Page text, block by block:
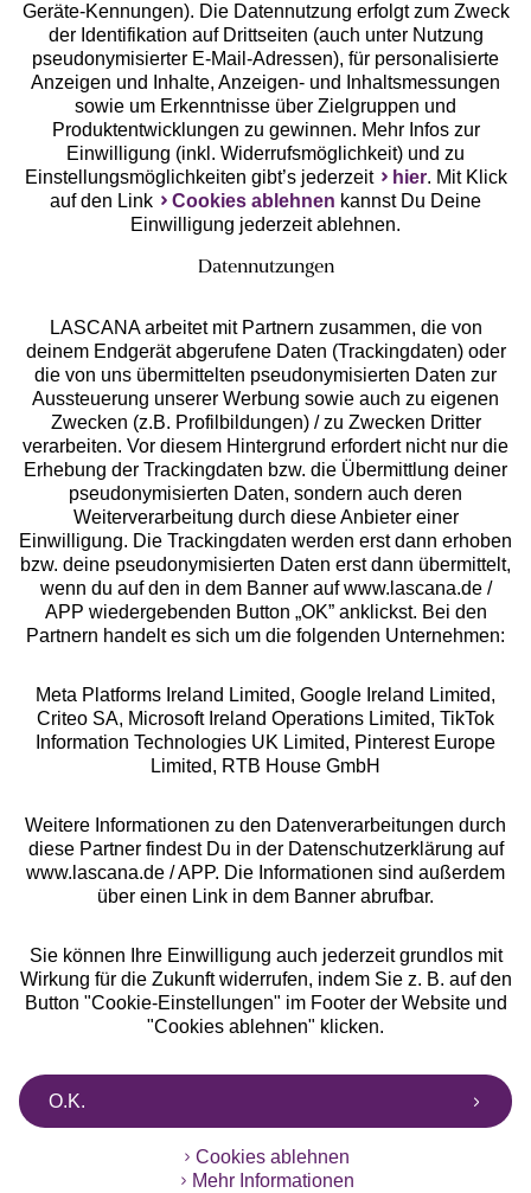
Unsere Apps
Services
Beratung
Über uns
Rechtliches
Alle Preise inkl. MwSt., zzgl.
Versandkosten
** Bonität vorausgesetzt, berechtigt zur Bonitätsprüfung
Geräte-Kennungen). Die Datennutzung erfolgt zum Zweck
der Identifikation auf Drittseiten (auch unter Nutzung
pseudonymisierter E-Mail-Adressen), für personalisierte
Anzeigen und Inhalte, Anzeigen- und Inhaltsmessungen
sowie um Erkenntnisse über Zielgruppen und
Produktentwicklungen zu gewinnen. Mehr Infos zur
Einwilligung (inkl. Widerrufsmöglichkeit) und zu
Einstellungsmöglichkeiten gibt’s jederzeit
hier. Mit Klick
auf den Link
Cookies ablehnen kannst Du Deine
Einwilligung jederzeit ablehnen.
Datennutzungen
LASCANA arbeitet mit Partnern zusammen, die von
deinem Endgerät abgerufene Daten (Trackingdaten) oder
die von uns übermittelten pseudonymisierten Daten zur
Aussteuerung unserer Werbung sowie auch zu eigenen
Zwecken (z.B. Profilbildungen) / zu Zwecken Dritter
verarbeiten. Vor diesem Hintergrund erfordert nicht nur die
Erhebung der Trackingdaten bzw. die Übermittlung deiner
pseudonymisierten Daten, sondern auch deren
Weiterverarbeitung durch diese Anbieter einer
Einwilligung. Die Trackingdaten werden erst dann erhoben
bzw. deine pseudonymisierten Daten erst dann übermittelt,
wenn du auf den in dem Banner auf www.lascana.de /
APP wiedergebenden Button „OK” anklickst. Bei den
Partnern handelt es sich um die folgenden Unternehmen:
Meta Platforms Ireland Limited, Google Ireland Limited,
Criteo SA, Microsoft Ireland Operations Limited, TikTok
Information Technologies UK Limited, Pinterest Europe
Limited, RTB House GmbH
Weitere Informationen zu den Datenverarbeitungen durch
diese Partner findest Du in der Datenschutzerklärung auf
www.lascana.de / APP. Die Informationen sind außerdem
über einen Link in dem Banner abrufbar.
Sie können Ihre Einwilligung auch jederzeit grundlos mit
Wirkung für die Zukunft widerrufen, indem Sie z. B. auf den
Button "Cookie-Einstellungen" im Footer der Website und
"Cookies ablehnen" klicken.
O.K.
Cookies ablehnen
Mehr Informationen